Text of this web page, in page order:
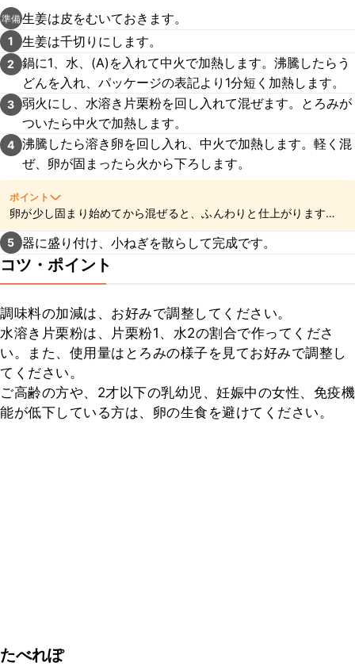
準備生姜は皮をむいておきます。
1 生姜は千切りにします。
2
鍋に1、水、(A)を入れて中火で加熱します。沸騰したらう
どんを入れ、パッケージの表記より1分短く加熱します。
3 弱火にし、水溶き片栗粉を回し入れて混ぜます。とろみが
ついたら中火で加熱します。
4 沸騰したら溶き卵を回し入れ、中火で加熱します。軽く混
ぜ、卵が固まったら火から下ろします。
ポイント
卵が少し固まり始めてから混ぜると、ふんわりと仕上がります
よ。
5 器に盛り付け、小ねぎを散らして完成です。
コツ・ポイント
調味料の加減は、お好みで調整してください。
水溶き片栗粉は、片栗粉1、水2の割合で作ってくださ
い。また、使用量はとろみの様子を見てお好みで調整し
てください。
ご高齢の方や、2才以下の乳幼児、妊娠中の女性、免疫機
能が低下している方は、卵の生食を避けてください。
たべれぽ